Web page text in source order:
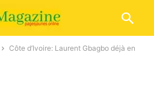
Côte d’Ivoire: Laurent Gbagbo déjà en